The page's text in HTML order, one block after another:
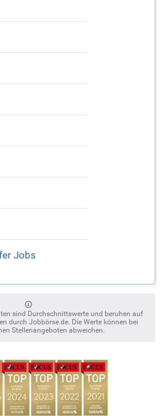
Jobs
sind Durchschnittswerte und beruhen auf
durch Jobbörse.de. Die Werte können bei
Stellenangeboten abweichen.